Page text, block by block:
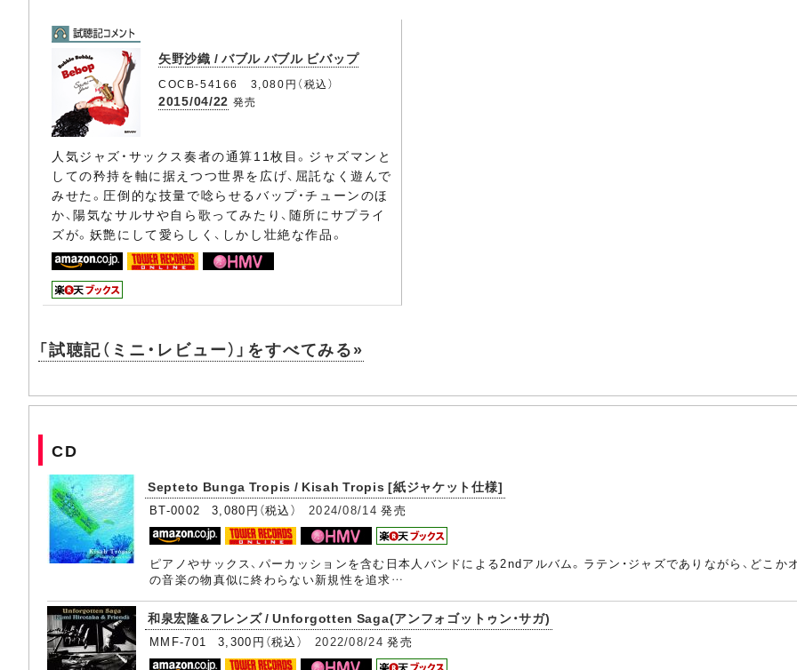
矢野沙織 / バブル バブル ビバップ
COCB-54166 3,080円（税込）
2015/04/22 発売
人気ジャズ・サックス奏者の通算11枚目。ジャズマンと
しての矜持を軸に据えつつ世界を広げ、屈託なく遊んで
みせた。圧倒的な技量で唸らせるバップ・チューンのほ
か、陽気なサルサや自ら歌ってみたり、随所にサプライ
ズが。妖艶にして愛らしく、しかし壮絶な作品。
「試聴記（ミニ・レビュー）」をすべてみる»
CD
Septeto Bunga Tropis / Kisah Tropis [紙ジャケット仕様]
BT-0002 3,080円（税込） 2024/08/14 発売
ピアノやサックス、パーカッションを含む日本人バンドによる2ndアルバム。ラテン・ジャズでありながら、どこ
の音楽の物真似に終わらない新規性を追求…
和泉宏隆&フレンズ / Unforgotten Saga(アンフォゴットゥン・サガ)
MMF-701 3,300円（税込） 2022/08/24 発売